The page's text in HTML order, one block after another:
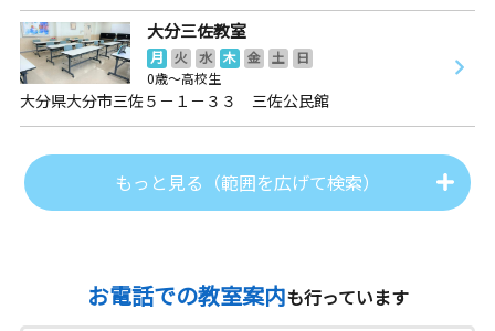
大分三佐教室
月 火 水 木 金 土
日
0歳～高校生
大分県大分市三佐５－１－３３ 三佐公民館
もっと見る（範囲を広げて検索）
お電話での教室案内も行っています